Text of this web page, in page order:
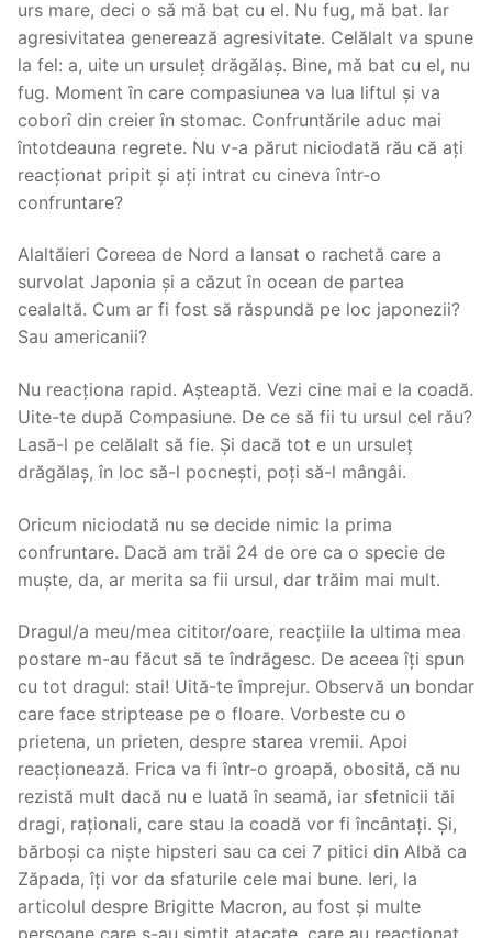
urs mare, deci o să mă bat cu el. Nu fug, mă bat. Iar
agresivitatea generează agresivitate. Celălalt va spune
la fel: a, uite un ursuleț drăgălaș. Bine, mă bat cu el, nu
fug. Moment în care compasiunea va lua liftul și va
coborî din creier în stomac. Confruntările aduc mai
întotdeauna regrete. Nu v-a părut niciodată rău că ați
reacționat pripit și ați intrat cu cineva într-o
confruntare?
Alaltăieri Coreea de Nord a lansat o rachetă care a
survolat Japonia și a căzut în ocean de partea
cealaltă. Cum ar fi fost să răspundă pe loc japonezii?
Sau americanii?
Nu reacționa rapid. Așteaptă. Vezi cine mai e la coadă.
Uite-te după Compasiune. De ce să fii tu ursul cel rău?
Lasă-l pe celălalt să fie. Și dacă tot e un ursuleț
drăgălaș, în loc să-l pocnești, poți să-l mângâi.
Oricum niciodată nu se decide nimic la prima
confruntare. Dacă am trăi 24 de ore ca o specie de
muște, da, ar merita sa fii ursul, dar trăim mai mult.
Dragul/a meu/mea cititor/oare, reacțiile la ultima mea
postare m-au făcut să te îndrăgesc. De aceea îți spun
cu tot dragul: stai! Uită-te împrejur. Observă un bondar
care face striptease pe o floare. Vorbeste cu o
prietena, un prieten, despre starea vremii. Apoi
reacționează. Frica va fi într-o groapă, obosită, că nu
rezistă mult dacă nu e luată în seamă, iar sfetnicii tăi
dragi, raționali, care stau la coadă vor fi încântați. Și,
bărboși ca niște hipsteri sau ca cei 7 pitici din Albă ca
Zăpada, îți vor da sfaturile cele mai bune. Ieri, la
articolul despre Brigitte Macron, au fost și multe